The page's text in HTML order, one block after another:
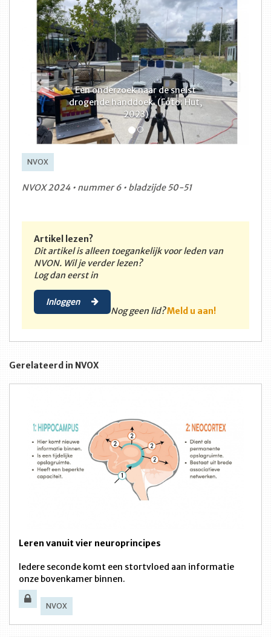
Een onderzoek naar de snelst
drogende handdoek. (Foto: Hut,
2023)
Vorige
NVOX
NVOX 2024 • nummer 6 • bladzijde 50-51
Artikel lezen?
Dit artikel is alleen toegankelijk voor leden van
NVON. Wil je verder lezen?
Log dan eerst in
Inloggen
Nog geen lid?Meld u aan!
Gerelateerd in NVOX
Leren vanuit vier neuroprincipes
Iedere seconde komt een stortvloed aan informatie
onze bovenkamer binnen.
NVOX